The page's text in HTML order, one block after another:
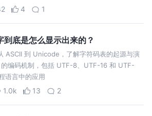
4 1
到底是怎么显示出来的？
ASCII 到 Unicode，了解字符码表的起源与演
编码机制，包括 UTF-8、UTF-16 和 UTF-
语言中的应用
1.0k 13 2